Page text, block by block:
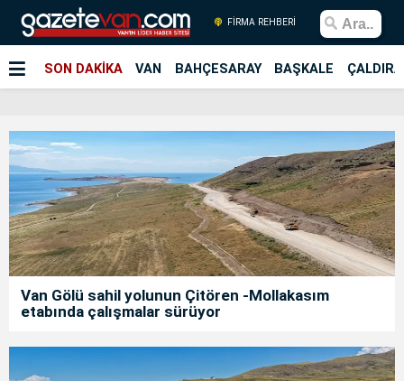
FİRMA REHBERİ
SON DAKİKA VAN BAHÇESARAY BAŞKALE
Van Gölü sahil yolunun Çitören -Mollakasım
etabında çalışmalar sürüyor